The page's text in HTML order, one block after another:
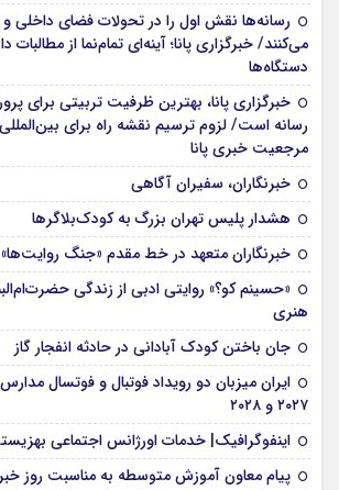
رسانه‌ها نقش اول را در تحولات فضای داخلی و
می‌کنند/ خبرگزاری پانا؛ آینه‌ای تمام‌نما از
دستگاه‌ها
خبرگزاری پانا، بهترین ظرفیت تربیتی برای
رسانه است/ لزوم ترسیم نقشه راه برای
مرجعیت خبری پانا
خبرنگاران، سفیران آگاهی
هشدار پلیس تهران بزرگ به کودک‌بلاگرها
خبرنگاران متعهد در خط مقدم «جنگ روایت‌ها»
«حسینم کو؟» روایتی ادبی از زندگی
هنری
جان باختن کودک آبادانی در حادثه انفجار گاز
ایران میزبان دو رویداد فوتبال و فوتسال
۲۰۲۷ و ۲۰۲۸
اینفوگرافیک| خدمات اورژانس اجتماعی
پیام معاون آموزش متوسطه به مناسبت روز